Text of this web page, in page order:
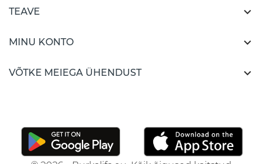
TEAVE 
MINU KONTO 
VÕTKE MEIEGA ÜHENDUST 